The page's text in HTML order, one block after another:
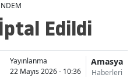
Edildi
Yayınlanma
22 Mayıs 2026 - 10:36
Amasya
Haberleri